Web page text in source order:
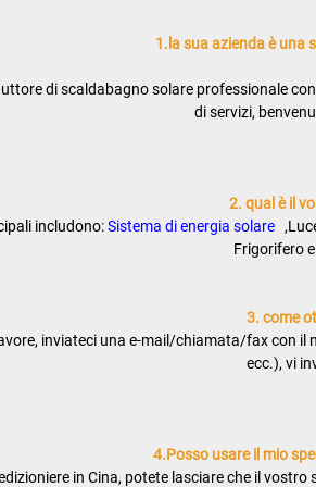
1.la sua azienda è una
di scaldabagno solare professionale
di servizi,
2. qual è il
includono: Sistema di energia solare
Frigorifero
3. come
inviateci una e-mail/chiamata/fax con il
ecc.), vi
4.Posso usare il mio
in Cina, potete lasciare che il